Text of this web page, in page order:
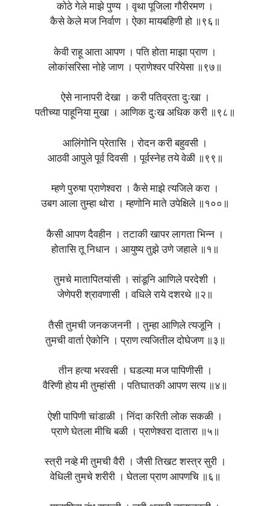
कोठे गेले माझे पुण्य । वृथा पूजिला गौरीरमण ।
कैसे केले मज निर्वाण । ऐका मायबहिणी हो ॥९६॥
केवी राहू आता आपण । पति होता माझा प्राण ।
लोकांसरिसा नोहे जाण । प्राणेश्वर परियेसा ॥९७॥
ऐसे नानापरी देखा । करी पतिव्रता दुःखा ।
पतीच्या पाहूनिया मुखा । आणिक दुःख अधिक करी ॥९८॥
आलिंगोनि प्रेतासि । रोदन करी बहुवसी ।
आठवी आपुले पूर्व दिवसी । पूर्वस्नेह तये वेळी ॥९९॥
म्हणे पुरुषा प्राणेश्वरा । कैसे माझे त्यजिले करा ।
उबग आला तुम्हा थोरा । म्हणोनि माते उपेक्षिले ॥१००॥
कैसी आपण दैवहीन । तटाकी खापर लागता भिन्न ।
होतासि तू निधान । आयुष्य तुझे उणे जहाले ॥१॥
तुमचे मातापितयांसी । सांडूनि आणिले परदेशी ।
जेणेपरी श्रावणासी । वधिले राये दशरथे ॥२॥
तैसी तुमची जनकजननी । तुम्हा आणिले त्यजूनि ।
तुमची वार्ता ऐकोनि । प्राण त्यजितील दोघेजण ॥३॥
तीन हत्या भरवसी । घडल्या मज पापिणीसी ।
वैरिणी होय मी तुम्हांसी । पतिघातकी आपण सत्य ॥४॥
ऐशी पापिणी चांडाळी । निंदा करिती लोक सकळी ।
प्राणे घेतला मीचि बळी । प्राणेश्वरा दातारा ॥५॥
स्त्री नव्हे मी तुमची वैरी । जैसी तिखट शस्त्र सुरी ।
वेधिली तुमचे शरीरी । घेतला प्राण आपणचि ॥६॥